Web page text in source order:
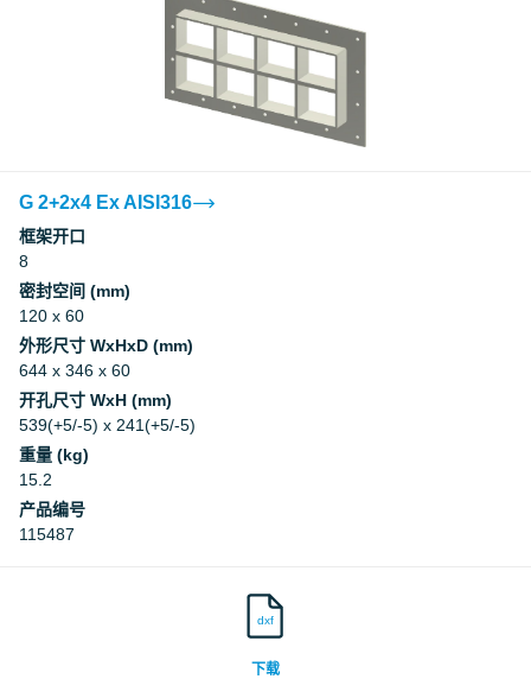
G 2+2x4 Ex AISI316
框架开口
8
密封空间 (mm)
120 x 60
外形尺寸 WxHxD (mm)
644 x 346 x 60
开孔尺寸 WxH (mm)
539(+5/-5) x 241(+5/-5)
重量 (kg)
15.2
产品编号
115487
dxf
下载